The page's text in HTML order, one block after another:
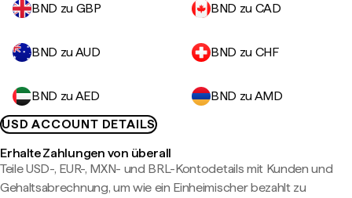
BND zu GBP BND zu CAD
BND zu AUD BND zu CHF
BND zu AED
BND zu AMD
USD ACCOUNT DETAILS
Erhalte Zahlungen von überall
Teile USD-, EUR-, MXN- und BRL-Kontodetails mit Kunden und
Gehaltsabrechnung, um wie ein Einheimischer bezahlt zu